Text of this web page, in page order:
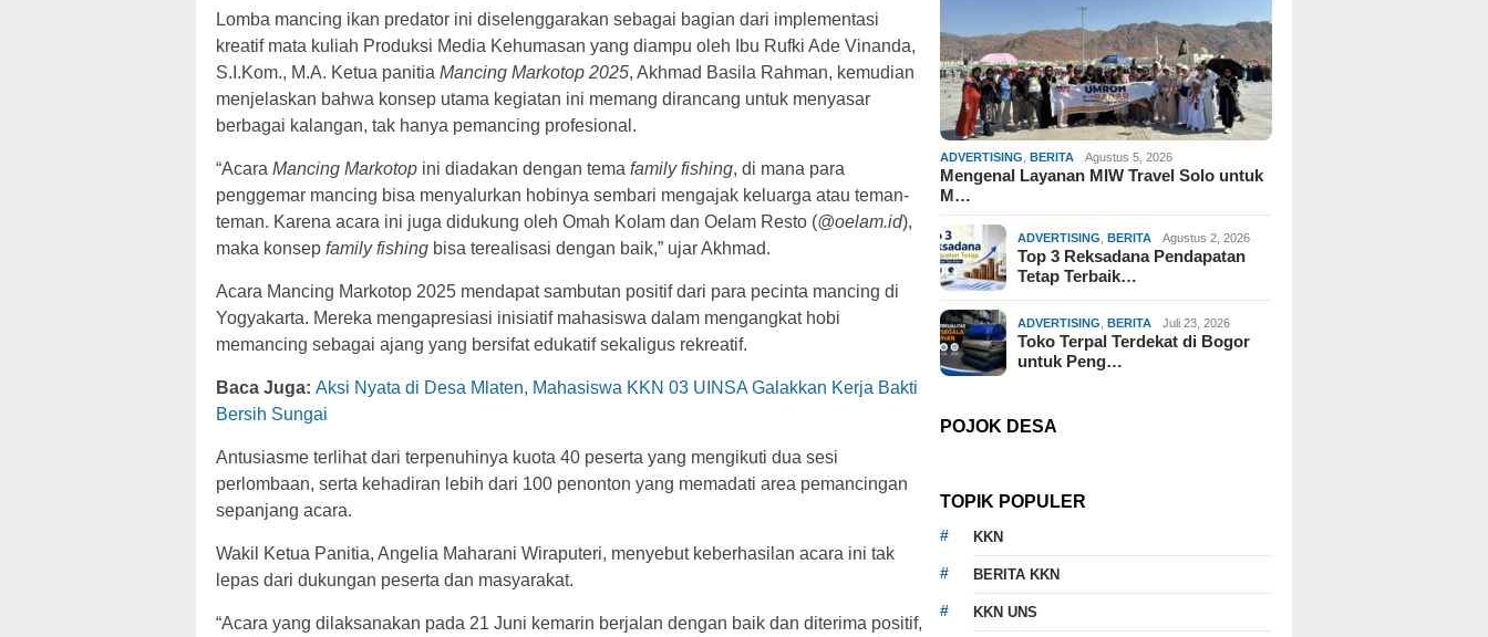
Lomba mancing ikan predator ini diselenggarakan sebagai bagian dari implementasi
kreatif mata kuliah Produksi Media Kehumasan yang diampu oleh Ibu Rufki Ade Vinanda,
S.I.Kom., M.A. Ketua panitia Mancing Markotop 2025, Akhmad Basila Rahman, kemudian
menjelaskan bahwa konsep utama kegiatan ini memang dirancang untuk menyasar
berbagai kalangan, tak hanya pemancing profesional.
“Acara Mancing Markotop ini diadakan dengan tema family fishing, di mana para
penggemar mancing bisa menyalurkan hobinya sembari mengajak keluarga atau teman-
teman. Karena acara ini juga didukung oleh Omah Kolam dan Oelam Resto (@oelam.id),
maka konsep family fishing bisa terealisasi dengan baik,” ujar Akhmad.
Acara Mancing Markotop 2025 mendapat sambutan positif dari para pecinta mancing di
Yogyakarta. Mereka mengapresiasi inisiatif mahasiswa dalam mengangkat hobi
memancing sebagai ajang yang bersifat edukatif sekaligus rekreatif.
Baca Juga: Aksi Nyata di Desa Mlaten, Mahasiswa KKN 03 UINSA Galakkan Kerja Bakti
Bersih Sungai
Antusiasme terlihat dari terpenuhinya kuota 40 peserta yang mengikuti dua sesi
perlombaan, serta kehadiran lebih dari 100 penonton yang memadati area pemancingan
sepanjang acara.
Wakil Ketua Panitia, Angelia Maharani Wiraputeri, menyebut keberhasilan acara ini tak
lepas dari dukungan peserta dan masyarakat.
“Acara yang dilaksanakan pada 21 Juni kemarin berjalan dengan baik dan diterima positif,
ADVERTISING ,BERITA Agustus 5, 2026
Mengenal Layanan MIW Travel Solo untuk
M…
ADVERTISING ,BERITA Agustus 2, 2026
Top 3 Reksadana Pendapatan
Tetap Terbaik…
ADVERTISING ,BERITA Juli 23, 2026
Toko Terpal Terdekat di Bogor
untuk Peng…
POJOK DESA
TOPIK POPULER
KKN
BERITA KKN
KKN UNS